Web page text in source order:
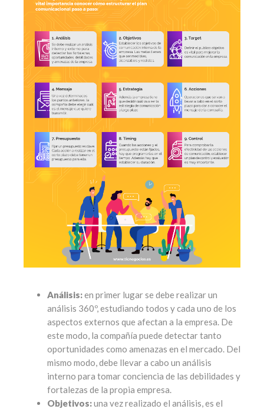
Análisis:en primer lugar se debe realizar un
análisis 360º, estudiando todos y cada uno de los
aspectos externos que afectan a la empresa. De
este modo, la compañía puede detectar tanto
oportunidades como amenazas en el mercado. Del
mismo modo, debe llevar a cabo un análisis
interno para tomar conciencia de las debilidades y
fortalezas de la propia empresa.
Objetivos:una vez realizado el análisis, es el